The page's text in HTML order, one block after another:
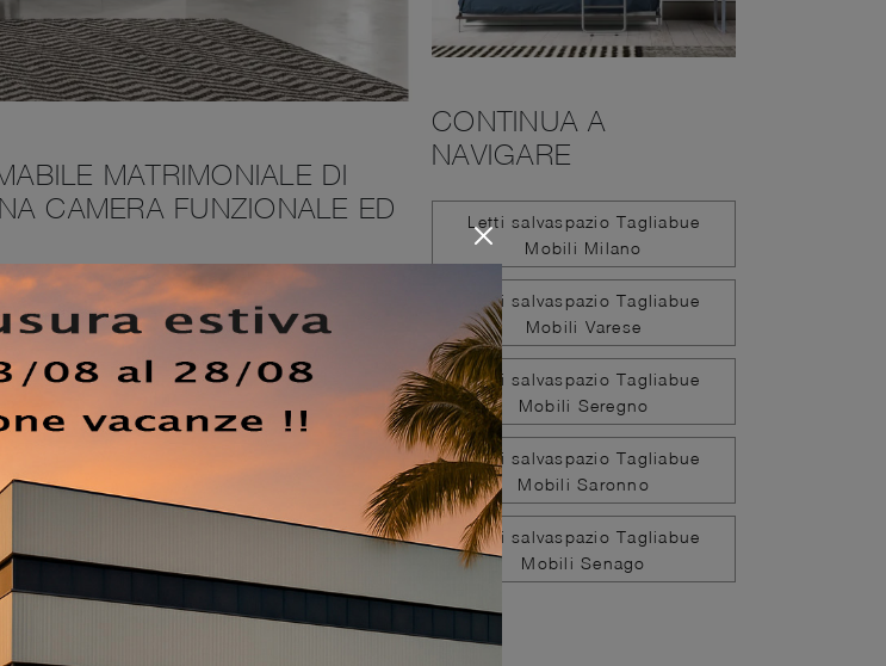
MATRIMONIALE DI
CAMERA FUNZIONALE ED
in quanto capaci di
Disponiamo di una diversificata
legate al sonno, in materiali di qualità
letto, valuta con cura le sue misure, le
Facci visita nel nostro punto vendita
scomparsa salvaspazio del noto e
Tagliabue Mobili che proponiamo
nonchè accoglienza e calore. Il Letto
laccato opaco troverà posto in una
e raffinatezza.
CONTINUA A
NAVIGARE
Letti salvaspazio Tagliabue
Mobili Milano
Letti salvaspazio Tagliabue
Mobili Varese
Letti salvaspazio Tagliabue
Mobili Seregno
Letti salvaspazio Tagliabue
Mobili Saronno
Letti salvaspazio Tagliabue
Mobili Senago